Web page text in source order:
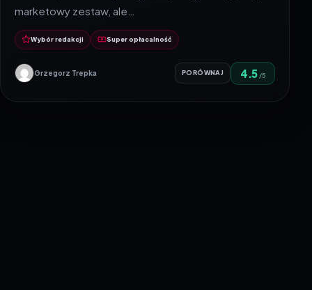
marketowy zestaw, ale…
Wybór redakcji Super opłacalność
Grzegorz Trepka PORÓWNAJ 4.5 /5